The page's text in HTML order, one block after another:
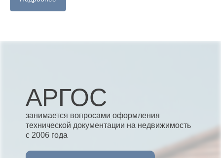
АРГОС
занимается вопросами оформления
технической документации на недвижимость
с 2006 года